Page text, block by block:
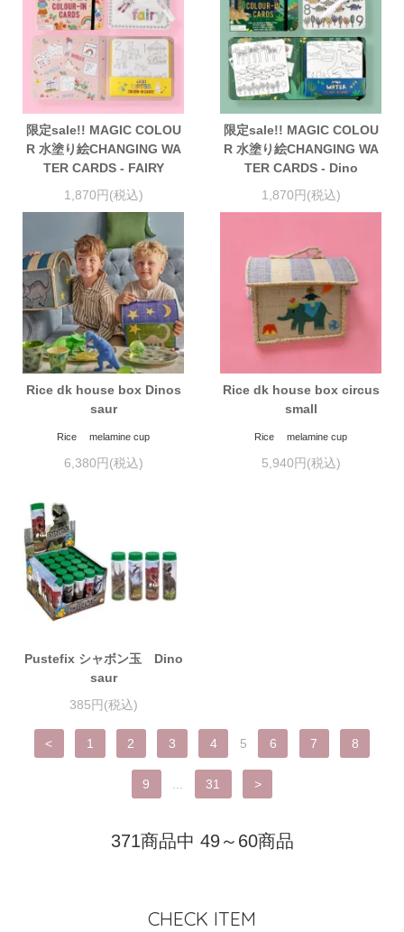
限定sale!! MAGIC COLOU
R 水塗り絵CHANGING WA
TER CARDS - FAIRY
1,870円(税込)
限定sale!! MAGIC COLOU
R 水塗り絵CHANGING WA
TER CARDS - Dino
1,870円(税込)
Rice dk house box Dinos
saur
Rice melamine cup
6,380円(税込)
Rice dk house box circus
small
Rice melamine cup
5,940円(税込)
Pustefix シャボン玉 Dino
saur
385円(税込)
< 1 2 3 4 5 6 7 8
9 31 >
371商品中 49～60商品
CHECK ITEM